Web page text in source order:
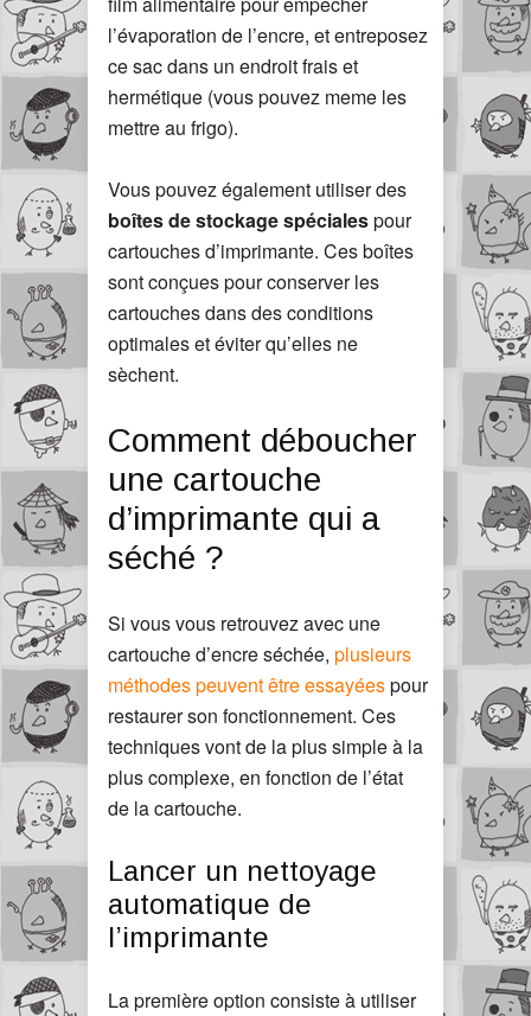
l’évaporation de l’encre, et entreposez
ce sac dans un endroit frais et
hermétique (vous pouvez meme les
mettre au frigo).
Vous pouvez également utiliser des
boîtes de stockage spécialespour
cartouches d’imprimante. Ces boîtes
sont conçues pour conserver les
cartouches dans des conditions
optimales et éviter qu’elles ne
sèchent.
Comment déboucher
une cartouche
d’imprimante qui a
séché ?
Si vous vous retrouvez avec une
cartouche d’encre séchée, plusieurs
méthodes peuvent être essayéespour
restaurer son fonctionnement. Ces
techniques vont de la plus simple à la
plus complexe, en fonction de l’état
de la cartouche.
Lancer un nettoyage
automatique de
l’imprimante
La première option consiste à utiliser